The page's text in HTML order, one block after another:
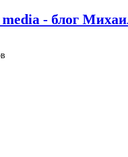
media - блог